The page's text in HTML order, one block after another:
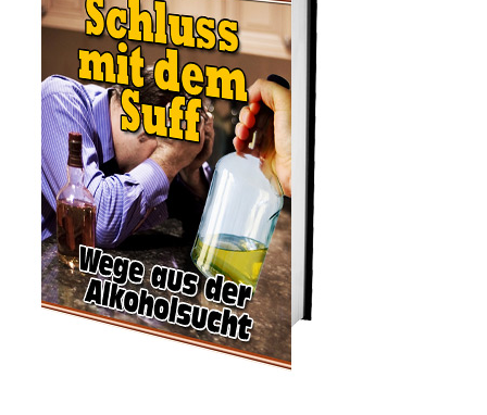
Impressum
Kasse
Mein Konto
Shop
Versandarten
Warenkorb